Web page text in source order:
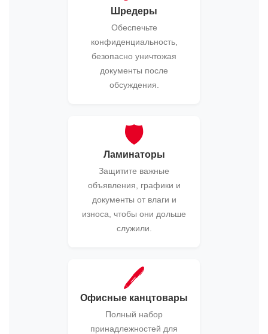
Шредеры
Обеспечьте
конфиденциальность,
безопасно уничтожая
документы после
обсуждения.
🛡️
Ламинаторы
Защитите важные
объявления, графики и
документы от влаги и
износа, чтобы они дольше
служили.
🖊️
Офисные канцтовары
Полный набор
принадлежностей для